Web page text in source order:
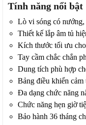
Tính năng nổi bật
Lò vi sóng có
Thiết kế lắp âm tủ
Kích thước tối ưu
Tay cầm chắc chắn
Dung tích phù hợp
Bảng điều khiển
Đa dạng chức năng
Chức năng hẹn giờ
Bảo hành 36 tháng